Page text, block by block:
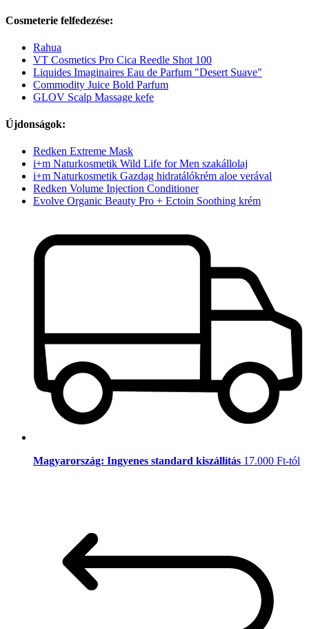
Cosmeterie felfedezése:
Rahua
VT Cosmetics Pro Cica Reedle Shot 100
Liquides Imaginaires Eau de Parfum "Desert Suave"
Commodity Juice Bold Parfum
GLOV Scalp Massage kefe
Újdonságok:
Redken Extreme Mask
i+m Naturkosmetik Wild Life for Men szakállolaj
i+m Naturkosmetik Gazdag hidratálókrém aloe verával
Redken Volume Injection Conditioner
Evolve Organic Beauty Pro + Ectoin Soothing krém
Magyarország: Ingyenes standard kiszállítás 17.000 Ft-tól